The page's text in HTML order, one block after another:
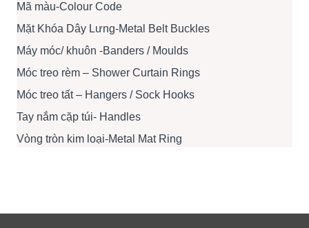
Mã màu-Colour Code
Mặt Khóa Dây Lưng-Metal Belt Buckles
Máy móc/ khuôn -Banders / Moulds
Móc treo rèm – Shower Curtain Rings
Móc treo tất – Hangers / Sock Hooks
Tay nắm cặp túi- Handles
Vòng tròn kim loại-Metal Mat Ring